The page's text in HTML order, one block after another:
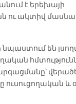
է երեխայի
ու ակտիվ
են
ուսուցողական և